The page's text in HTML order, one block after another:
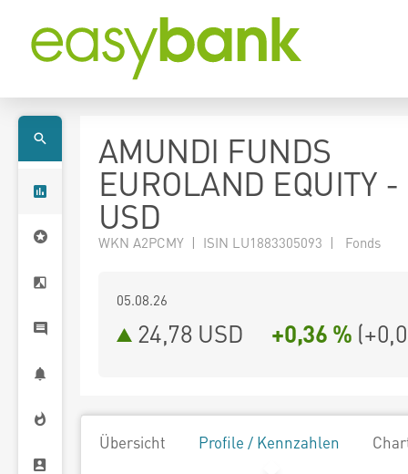
AMUNDI FUNDS
EUROLAND EQUITY -
USD
WKN A2PCMY | ISIN LU1883305093 | Fonds
05.08.26
24,78 USD +0,36 % (
Übersicht Profile / Kennzahlen